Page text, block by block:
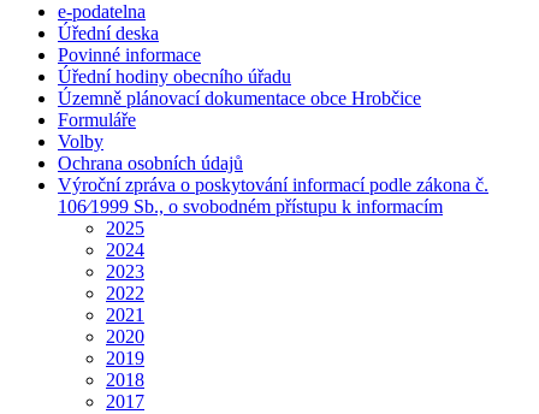
e-podatelna
Úřední deska
Povinné informace
Úřední hodiny obecního úřadu
Územně plánovací dokumentace obce Hrobčice
Formuláře
Volby
Ochrana osobních údajů
Výroční zpráva o poskytování informací podle zákona č.
106⁄1999 Sb., o svobodném přístupu k informacím
2025
2024
2023
2022
2021
2020
2019
2018
2017